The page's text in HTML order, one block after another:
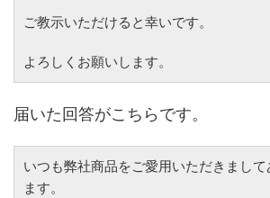
ご教示いただけると幸いです。
よろしくお願いします。
届いた回答がこちらです。
いつも弊社商品をご愛用いただきまし
ます。